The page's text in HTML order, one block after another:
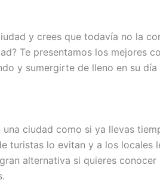
y crees que todavía no la
Te presentamos los mejores
y sumergirte de lleno en su día
una ciudad como si ya llevas
turistas lo evitan y a los locales
alternativa si quieres